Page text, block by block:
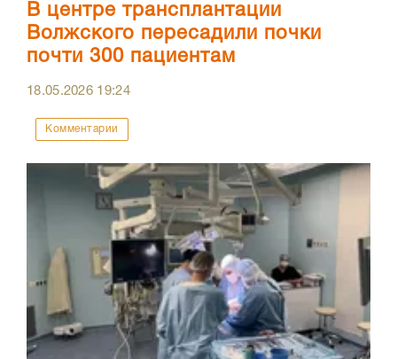
В центре трансплантации
Волжского пересадили почки
почти 300 пациентам
18.05.2026 19:24
Комментарии